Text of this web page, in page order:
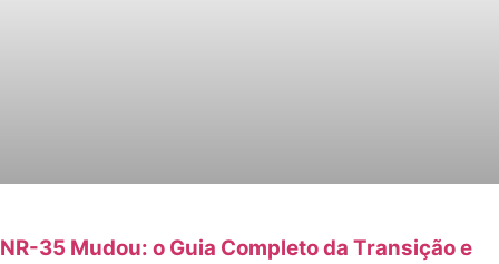
NR-35 Mudou: o Guia Completo da Transição e